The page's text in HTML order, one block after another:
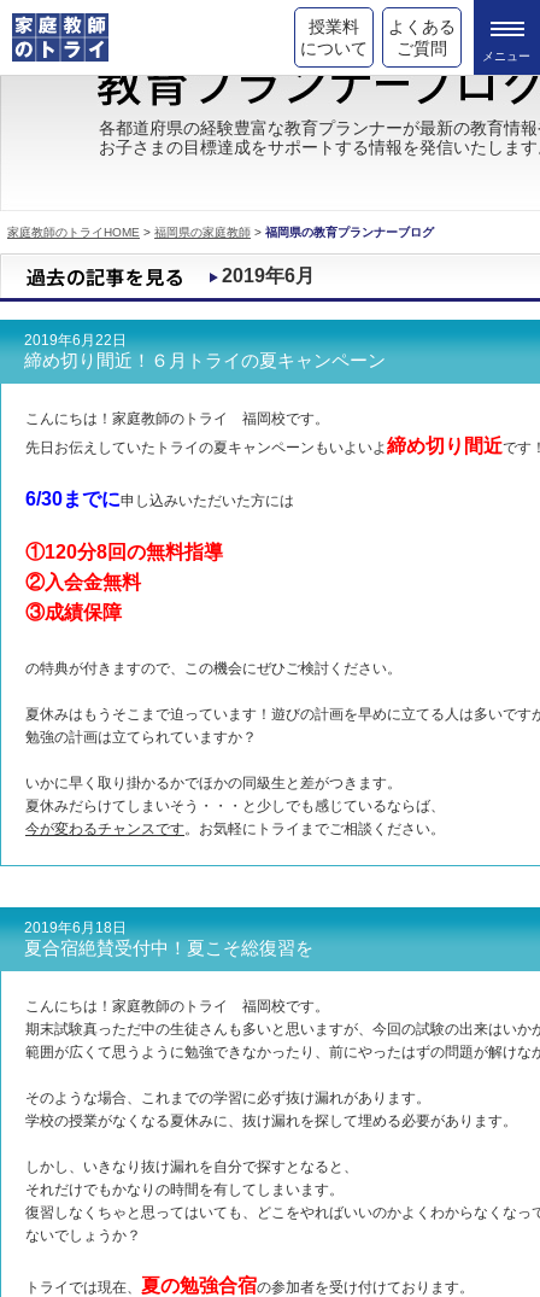
授業料
について
よくある
ご質問
トライの教育理念
成績が上がる理由
都道府県別情報
合格体験談
キャンペーン情報
各都道府県の経験豊富な教育プランナーが最新の教育情
お子さまの目標達成をサポートする情報を発信いたしま
家庭教師のトライHOME > 福岡県の家庭教師 > 福岡県の教育プランナーブログ
2019年6月
2019年6月22日
締め切り間近！６月トライの夏キャンペーン
こんにちは！家庭教師のトライ 福岡校です。
先日お伝えしていたトライの夏キャンペーンもいよいよ締め切り間近です
6/30までに申し込みいただいた方には
①120分8回の無料指導
②入会金無料
③成績保障
の特典が付きますので、この機会にぜひご検討ください。
夏休みはもうそこまで迫っています！遊びの計画を早めに立てる人は多いです
勉強の計画は立てられていますか？
いかに早く取り掛かるかでほかの同級生と差がつきます。
夏休みだらけてしまいそう・・・と少しでも感じているならば、
今が変わるチャンスです。お気軽にトライまでご相談ください。
2019年6月18日
夏合宿絶賛受付中！夏こそ総復習を
こんにちは！家庭教師のトライ 福岡校です。
期末試験真っただ中の生徒さんも多いと思いますが、今回の試験の出来はいか
範囲が広くて思うように勉強できなかったり、前にやったはずの問題が解けな
そのような場合、これまでの学習に必ず抜け漏れがあります。
学校の授業がなくなる夏休みに、抜け漏れを探して埋める必要があります。
しかし、いきなり抜け漏れを自分で探すとなると、
それだけでもかなりの時間を有してしまいます。
復習しなくちゃと思ってはいても、どこをやればいいのかよくわからなくなっ
ないでしょうか？
トライでは現在、 夏の勉強合宿の参加者を受け付けております。